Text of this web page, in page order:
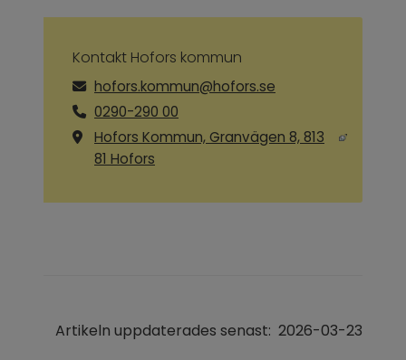
Kontakt Hofors kommun
hofors.kommun@hofors.se
0290-290 00
Hofors Kommun, Granvägen 8, 813
81 Hofors
Artikeln uppdaterades senast: 2026-03-23